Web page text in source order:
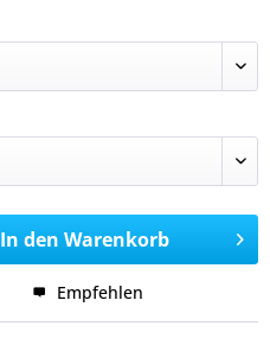
In den Warenkorb
Empfehlen